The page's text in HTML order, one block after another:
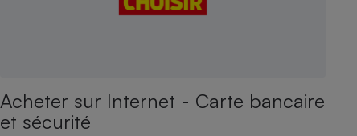
Acheter sur Internet - Carte bancaire
et sécurité